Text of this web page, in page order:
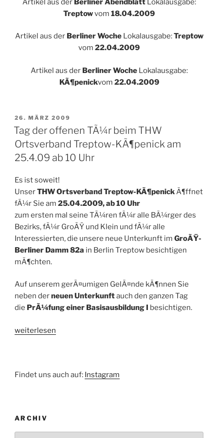
Artikel aus der Berliner AbendblattLokalausgabe:
Treptowvom 18.04.2009
Artikel aus der Berliner WocheLokalausgabe:Treptow
vom 22.04.2009
Artikel aus der Berliner WocheLokalausgabe:
KÃ¶penickvom 22.04.2009
VERÖFFENTLICHT
AM
26. MÄRZ 2009
Tag der offenen TÃ¼r beim THW
Ortsverband Treptow-KÃ¶penick am
25.4.09 ab 10 Uhr
Es ist soweit!
UnserTHW Ortsverband Treptow-KÃ¶penickÃ¶ffnet
fÃ¼r Sie am 25.04.2009, ab 10 Uhr
zum ersten mal seine TÃ¼ren fÃ¼r alle BÃ¼rger des
Bezirks, fÃ¼r GroÃŸ und Klein und fÃ¼r alle
Interessierten, die unsere neue Unterkunft im GroÃŸ-
Berliner Damm 82a in Berlin Treptow besichtigen
mÃ¶chten.
Auf unserem gerÃ¤umigen GelÃ¤nde kÃ¶nnen Sie
neben derneuen Unterkunftauch den ganzen Tag
die PrÃ¼fung einer Basisausbildung I besichtigen.
„Tag
beim
KÃ¶penick
am
weiterlesen
Findet uns auch auf: Instagram
ARCHIV